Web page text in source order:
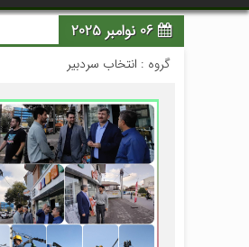
06 نوامبر 2025
گروه : انتخاب سردبیر